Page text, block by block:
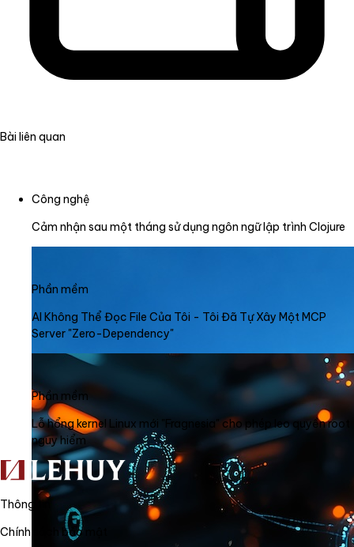
Bài liên quan
Công nghệ
Cảm nhận sau một tháng sử dụng ngôn ngữ lập trình Clojure
Phần mềm
AI Không Thể Đọc File Của Tôi - Tôi Đã Tự Xây Một MCP
Server "Zero-Dependency"
Phần mềm
Lỗ hổng kernel Linux mới "Fragnesia" cho phép leo quyền root
nguy hiểm
Thông tin
Chính sách bảo mật